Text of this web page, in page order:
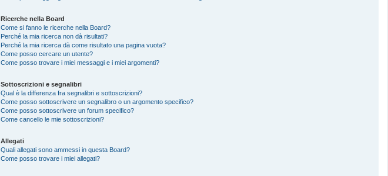
Ricerche nella Board
Come si fanno le ricerche nella Board?
Perché la mia ricerca non dà risultati?
Perché la mia ricerca dà come risultato una pagina vuota?
Come posso cercare un utente?
Come posso trovare i miei messaggi e i miei argomenti?
Sottoscrizioni e segnalibri
Qual è la differenza fra segnalibri e sottoscrizioni?
Come posso sottoscrivere un segnalibro o un argomento specifico?
Come posso sottoscrivere un forum specifico?
Come cancello le mie sottoscrizioni?
Allegati
Quali allegati sono ammessi in questa Board?
Come posso trovare i miei allegati?